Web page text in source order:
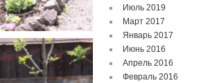
Июль 2019
Март 2017
Январь 2017
Июнь 2016
Апрель 2016
Февраль 2016